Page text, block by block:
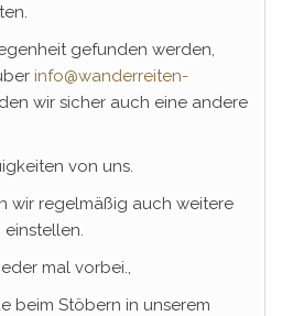
gefunden werden,
info@wanderreiten-
wir sicher auch eine andere
von uns.
wir regelmäßig auch weitere
mal vorbei.,
beim Stöbern in unserem